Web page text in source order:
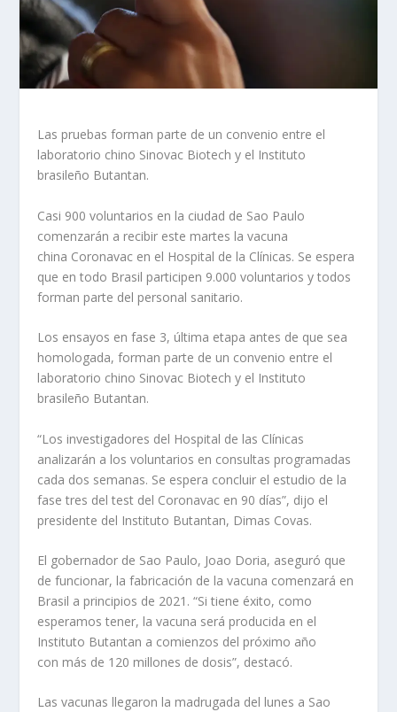
Las pruebas forman parte de un convenio entre el
laboratorio chino Sinovac Biotech y el Instituto
brasileño Butantan.
Casi 900 voluntarios en la ciudad de Sao Paulo
comenzarán a recibir este martes la vacuna
china Coronavac en el Hospital de la Clínicas. Se espera
que en todo Brasil participen 9.000 voluntarios y todos
forman parte del personal sanitario.
Los ensayos en fase 3, última etapa antes de que sea
homologada, forman parte de un convenio entre el
laboratorio chino Sinovac Biotech y el Instituto
brasileño Butantan.
“Los investigadores del Hospital de las Clínicas
analizarán a los voluntarios en consultas programadas
cada dos semanas. Se espera concluir el estudio de la
fase tres del test del Coronavac en 90 días”, dijo el
presidente del Instituto Butantan, Dimas Covas.
El gobernador de Sao Paulo, Joao Doria, aseguró que
de funcionar, la fabricación de la vacuna comenzará en
Brasil a principios de 2021. “Si tiene éxito, como
esperamos tener, la vacuna será producida en el
Instituto Butantan a comienzos del próximo año
con más de 120 millones de dosis”, destacó.
Las vacunas llegaron la madrugada del lunes a Sao